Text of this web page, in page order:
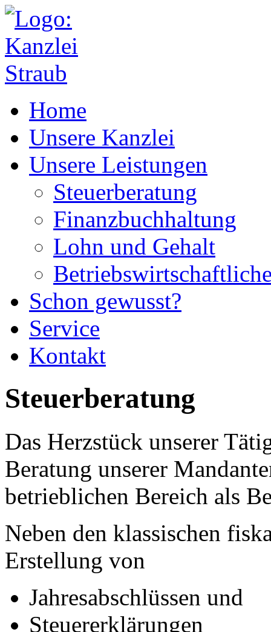
Home
Unsere Kanzlei
Unsere Leistungen
Steuerberatung
Finanzbuchhaltung
Lohn und Gehalt
Schon gewusst?
Service
Kontakt
Steuerberatung
Das Herzstück unserer
Beratung unserer
betrieblichen Bereich als
Neben den klassischen
Erstellung von
Jahresabschlüssen und
Steuererklärungen